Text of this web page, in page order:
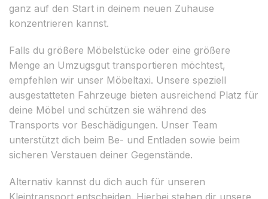
ganz auf den Start in deinem neuen Zuhause
konzentrieren kannst.
Falls du größere Möbelstücke oder eine größere
Menge an Umzugsgut transportieren möchtest,
empfehlen wir unser Möbeltaxi. Unsere speziell
ausgestatteten Fahrzeuge bieten ausreichend Platz für
deine Möbel und schützen sie während des
Transports vor Beschädigungen. Unser Team
unterstützt dich beim Be- und Entladen sowie beim
sicheren Verstauen deiner Gegenstände.
Alternativ kannst du dich auch für unseren
Kleintransport entscheiden. Hierbei stehen dir unsere